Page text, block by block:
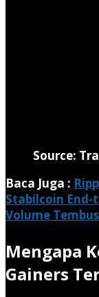
Source:
Baca Juga :
Stabilcoin End-
Volume
Mengapa
Gainers